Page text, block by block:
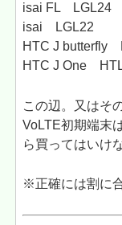
isai FL LGL24
isai LGL22
HTC J butterfly
HTC J One
この辺。又はそ
VoLTE初期端末
ら買ってはいけ
※正確には割に